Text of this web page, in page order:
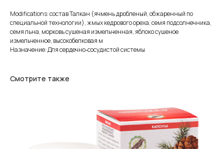
Modifications: состав Талкан (ячмень дробленый, обжаренный по
специальной технологии), жмых кедрового ореха, семя подсолнечника,
семя льна, морковь сушеная измельченная, яблоко сушеное
измельченное, высокобелковая м
Назначение: Для сердечно‑сосудистой системы
Смотрите также